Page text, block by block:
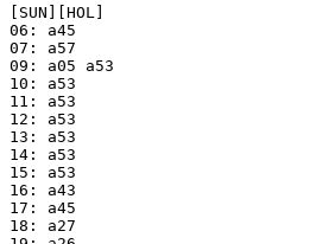
[SUN][HOL]
06: a45
07: a57
09: a05 a53
10: a53
11: a53
12: a53
13: a53
14: a53
15: a53
16: a43
17: a45
18: a27